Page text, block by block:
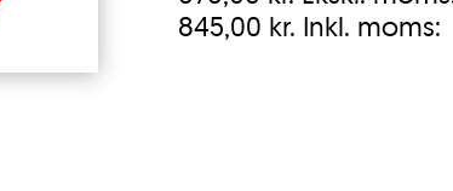
845,00 kr. Inkl. moms: